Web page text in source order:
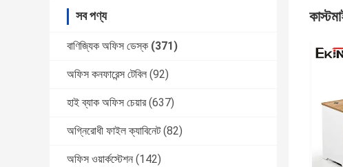
সব পণ্য
বাণিজ্যিক অফিস ডেস্ক (371)
অফিস কনফারেন্স টেবিল (92)
হাই ব্যাক অফিস চেয়ার (637)
অগ্নিরোধী ফাইল ক্যাবিনেট (82)
অফিস ওয়ার্কস্টেশন (142)